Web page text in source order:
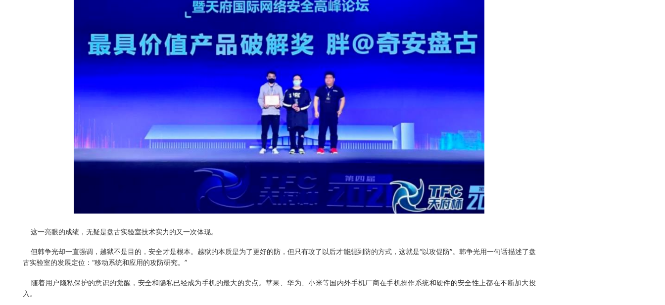
这一亮眼的成绩，无疑是盘古实验室技术实力的又一次体现。
但韩争光却一直强调，越狱不是目的，安全才是根本。越狱的本质是为了更好的防，但只有攻了以后才能想到防的方式，这就是“以攻促防”。韩争光用一句话描述了盘
古实验室的发展定位：“移动系统和应用的攻防研究。”
随着用户隐私保护的意识的觉醒，安全和隐私已经成为手机的最大的卖点。苹果、华为、小米等国内外手机厂商在手机操作系统和硬件的安全性上都在不断加大投
入。